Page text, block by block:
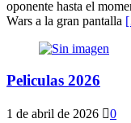
oponente hasta el
Wars a la gran pantalla
Peliculas 2026
1 de abril de 2026 0